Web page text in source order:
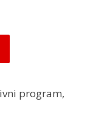
program,